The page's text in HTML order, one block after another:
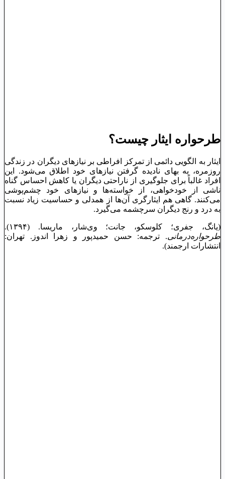
طرحواره ایثار چیست؟
ایثار به الگویی دائمی از تمرکز افراطی بر نیازهای دیگران در زندگی
روزمره، به بهای نادیده گرفتن نیازهای خود اطلاق می‌شود. این
افراد غالباً برای جلوگیری از ناراحتی دیگران یا کاهش احساس گناه
ناشی از خودخواهی، از خواسته‌ها و نیازهای خود چشم‌پوشی
می‌کنند. گاهی هم ایثارگری آن‌ها از همدلی و حساسیت زیاد نسبت
به درد و رنج دیگران سرچشمه می‌گیرد.
(یانگ، جفری؛ کلوسکو، جانت؛ وی‌شار، ماریسا. (۱۳۹۴).
طرحواره‌درمانی. ترجمه: حسن حمیدپور و زهرا اندوز. تهران:
انتشارات ارجمند).